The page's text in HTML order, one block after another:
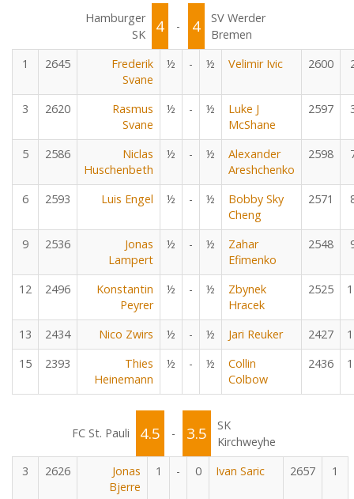
Hamburger
SK
4 - 4
SV Werder
Bremen
1
2645
Frederik
Svane
½ - ½ Velimir Ivic 2600
3 2620
Rasmus
Svane
½ - ½
Luke J
McShane
2597
5 2586
Niclas
Huschenbeth
½ - ½
Alexander
Areshchenko
2598
6 2593 Luis Engel ½ - ½
Bobby Sky
Cheng
2571
9 2536
Jonas
Lampert
½ - ½
Zahar
Efimenko
2548
12 2496
Konstantin
Peyrer
½ - ½
Zbynek
Hracek
2525
13 2434 Nico Zwirs ½ - ½ Jari Reuker 2427
15
2393
Thies
Heinemann
½ - ½
Collin
Colbow
2436
FC St. Pauli 4.5 - 3.5
SK
Kirchweyhe
3
2626
Jonas
Bjerre
1 - 0 Ivan Saric 2657 1